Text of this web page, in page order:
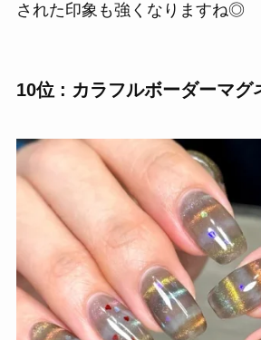
された印象も強くなりますね◎
10位 : カラフルボーダーマグ